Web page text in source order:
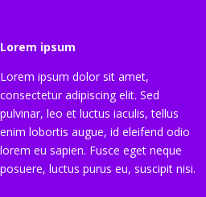
Lorem ipsum
Lorem ipsum dolor sit amet,
consectetur adipiscing elit. Sed
pulvinar, leo et luctus iaculis, tellus
enim lobortis augue, id eleifend odio
lorem eu sapien. Fusce eget neque
posuere, luctus purus eu, suscipit nisi.